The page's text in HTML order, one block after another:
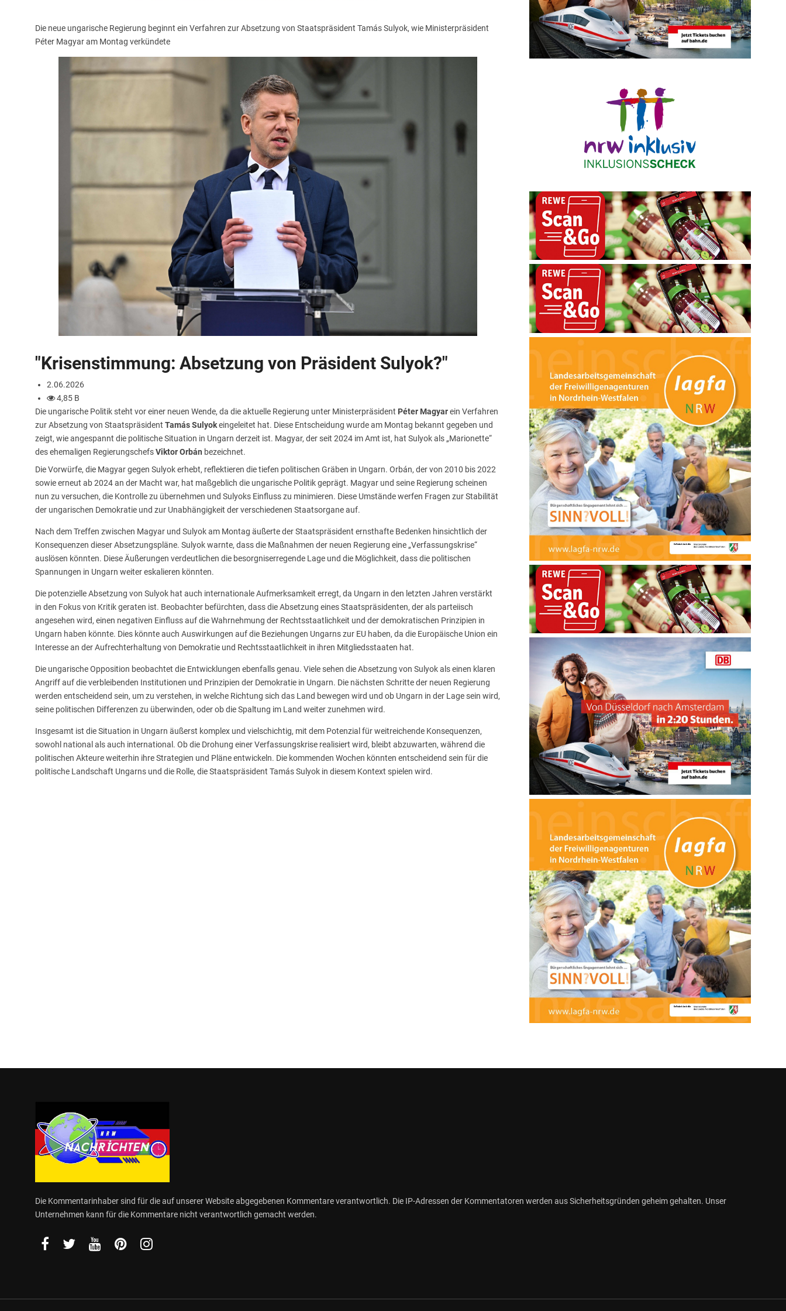
Die neue ungarische Regierung beginnt ein Verfahren zur Absetzung von Staatspräsident Tamás Sulyok, wie Ministerpräsident
Péter Magyar am Montag verkündete
"Krisenstimmung: Absetzung von Präsident Sulyok?"
2.06.2026
4,85 B
Die ungarische Politik steht vor einer neuen Wende, da die aktuelle Regierung unter Ministerpräsident Péter Magyarein Verfahren
zur Absetzung von Staatspräsident Tamás Sulyokeingeleitet hat. Diese Entscheidung wurde am Montag bekannt gegeben und
zeigt, wie angespannt die politische Situation in Ungarn derzeit ist. Magyar, der seit 2024 im Amt ist, hat Sulyok als „Marionette“
des ehemaligen RegierungschefsViktor Orbán bezeichnet.
Die Vorwürfe, die Magyar gegen Sulyok erhebt, reflektieren die tiefen politischen Gräben in Ungarn. Orbán, der von 2010 bis 2022
sowie erneut ab 2024 an der Macht war, hat maßgeblich die ungarische Politik geprägt. Magyar und seine Regierung scheinen
nun zu versuchen, die Kontrolle zu übernehmen und Sulyoks Einfluss zu minimieren. Diese Umstände werfen Fragen zur Stabilität
der ungarischen Demokratie und zur Unabhängigkeit der verschiedenen Staatsorgane auf.
Nach dem Treffen zwischen Magyar und Sulyok am Montag äußerte der Staatspräsident ernsthafte Bedenken hinsichtlich der
Konsequenzen dieser Absetzungspläne. Sulyok warnte, dass die Maßnahmen der neuen Regierung eine „Verfassungskrise“
auslösen könnten. Diese Äußerungen verdeutlichen die besorgniserregende Lage und die Möglichkeit, dass die politischen
Spannungen in Ungarn weiter eskalieren könnten.
Die potenzielle Absetzung von Sulyok hat auch internationale Aufmerksamkeit erregt, da Ungarn in den letzten Jahren verstärkt
in den Fokus von Kritik geraten ist. Beobachter befürchten, dass die Absetzung eines Staatspräsidenten, der als parteiisch
angesehen wird, einen negativen Einfluss auf die Wahrnehmung der Rechtsstaatlichkeit und der demokratischen Prinzipien in
Ungarn haben könnte. Dies könnte auch Auswirkungen auf die Beziehungen Ungarns zur EU haben, da die Europäische Union ein
Interesse an der Aufrechterhaltung von Demokratie und Rechtsstaatlichkeit in ihren Mitgliedsstaaten hat.
Die ungarische Opposition beobachtet die Entwicklungen ebenfalls genau. Viele sehen die Absetzung von Sulyok als einen klaren
Angriff auf die verbleibenden Institutionen und Prinzipien der Demokratie in Ungarn. Die nächsten Schritte der neuen Regierung
werden entscheidend sein, um zu verstehen, in welche Richtung sich das Land bewegen wird und ob Ungarn in der Lage sein wird,
seine politischen Differenzen zu überwinden, oder ob die Spaltung im Land weiter zunehmen wird.
Insgesamt ist die Situation in Ungarn äußerst komplex und vielschichtig, mit dem Potenzial für weitreichende Konsequenzen,
sowohl national als auch international. Ob die Drohung einer Verfassungskrise realisiert wird, bleibt abzuwarten, während die
politischen Akteure weiterhin ihre Strategien und Pläne entwickeln. Die kommenden Wochen könnten entscheidend sein für die
politische Landschaft Ungarns und die Rolle, die Staatspräsident Tamás Sulyok in diesem Kontext spielen wird.
Die Kommentarinhaber sind für die auf unserer Website abgegebenen Kommentare verantwortlich. Die IP-Adressen der Kommentatoren werden aus Sicherheitsgründen geheim gehalten. Unser
Unternehmen kann für die Kommentare nicht verantwortlich gemacht werden.